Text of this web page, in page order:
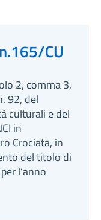
CU
2, comma 3,
92, del
culturali e del
in
Crociata, in
del titolo di
l’anno